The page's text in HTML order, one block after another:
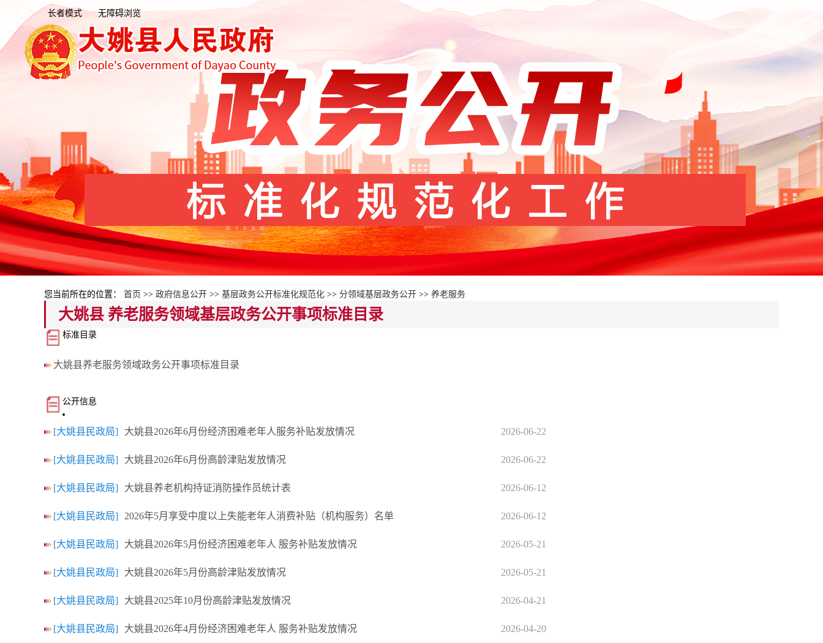
无障碍浏览
长者模式
您当前所在的位置： 首页 >> 政府信息公开 >> 基层政务公开标准化规范化 >> 分领域基层政务公开 >> 养老服务
大姚县 养老服务领域基层政务公开事项标准目录
标准目录
大姚县养老服务领域政务公开事项标准目录
公开信息
[大姚县民政局] 大姚县2026年6月份经济困难老年人服务补贴发放情况 2026-06-22
[大姚县民政局] 大姚县2026年6月份高龄津贴发放情况 2026-06-22
[大姚县民政局] 大姚县养老机构持证消防操作员统计表 2026-06-12
[大姚县民政局] 2026年5月享受中度以上失能老年人消费补贴（机构服务）名单 2026-06-12
[大姚县民政局] 大姚县2026年5月份经济困难老年人 服务补贴发放情况 2026-05-21
[大姚县民政局] 大姚县2026年5月份高龄津贴发放情况 2026-05-21
[大姚县民政局] 大姚县2025年10月份高龄津贴发放情况 2026-04-21
[大姚县民政局] 大姚县2026年4月份经济困难老年人 服务补贴发放情况 2026-04-20